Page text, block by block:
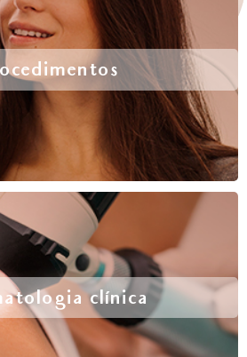
clínica